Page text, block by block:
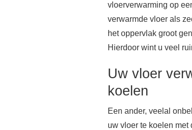
vloerverwarming op
verwarmde vloer als
het oppervlak groot
Hierdoor wint u veel
Uw vloer
koelen
Een ander, veelal
uw vloer te koelen met